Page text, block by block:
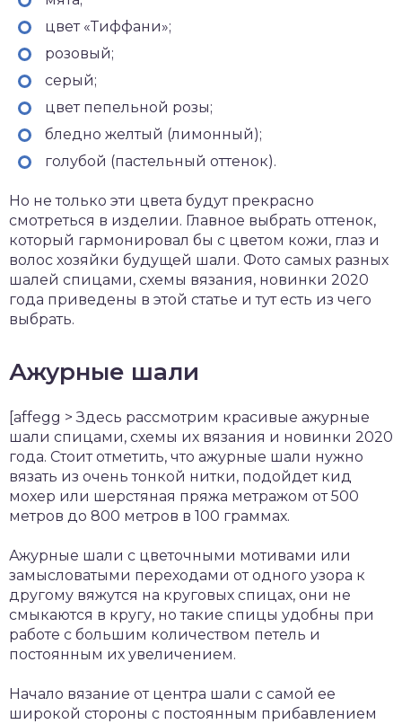
цвет «Тиффани»;
розовый;
серый;
цвет пепельной розы;
бледно желтый (лимонный);
голубой (пастельный оттенок).
Но не только эти цвета будут прекрасно
смотреться в изделии. Главное выбрать оттенок,
который гармонировал бы с цветом кожи, глаз и
волос хозяйки будущей шали. Фото самых разных
шалей спицами, схемы вязания, новинки 2020
года приведены в этой статье и тут есть из чего
выбрать.
Ажурные шали
[affegg > Здесь рассмотрим красивые ажурные
шали спицами, схемы их вязания и новинки 2020
года. Стоит отметить, что ажурные шали нужно
вязать из очень тонкой нитки, подойдет кид
мохер или шерстяная пряжа метражом от 500
метров до 800 метров в 100 граммах.
Ажурные шали с цветочными мотивами или
замысловатыми переходами от одного узора к
другому вяжутся на круговых спицах, они не
смыкаются в кругу, но такие спицы удобны при
работе с большим количеством петель и
постоянным их увеличением.
Начало вязание от центра шали с самой ее
широкой стороны с постоянным прибавлением